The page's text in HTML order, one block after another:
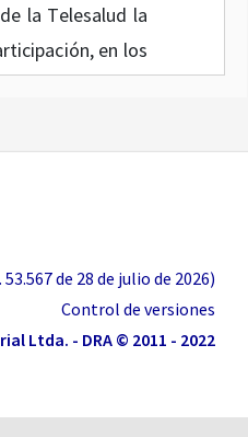
la Telesalud la
en los
accesible y
de 28 de julio de 2026)
Control de versiones
Ltda. - DRA © 2011 - 2022